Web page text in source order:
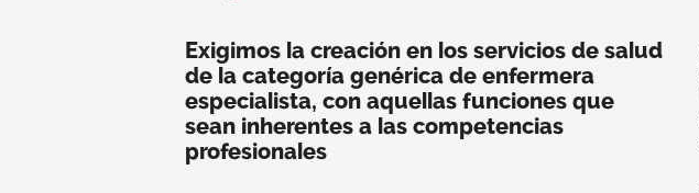
Exigimos la creación en los servicios de salud
de la categoría genérica de enfermera
especialista, con aquellas funciones que
sean inherentes a las competencias
profesionales